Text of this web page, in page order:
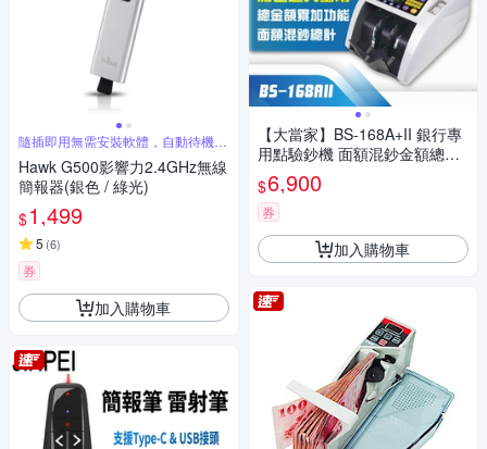
隨插即用無需安裝軟體，自動待機省
電環保
Hawk G500影響力2.4GHz無線
簡報器(銀色 / 綠光)
$1,499
5 (6)
券
加入購物車
【大當家】BS-168A+II 銀行專
用點驗鈔機 面額混鈔金額總計
可設定面額分版挑板
$6,900
券
加入購物車